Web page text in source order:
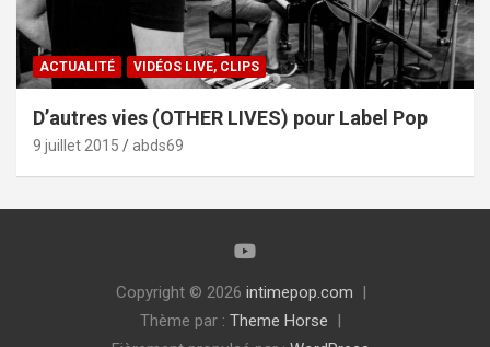
ACTUALITÉ VIDÉOS LIVE, CLIPS
D’autres vies (OTHER LIVES) pour Label Pop
9 juillet 2015 abds69
Copyright © 2026 intimepop.com
Thème par : Theme Horse